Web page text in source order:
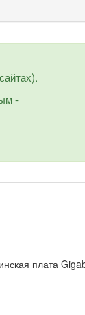
-
плата